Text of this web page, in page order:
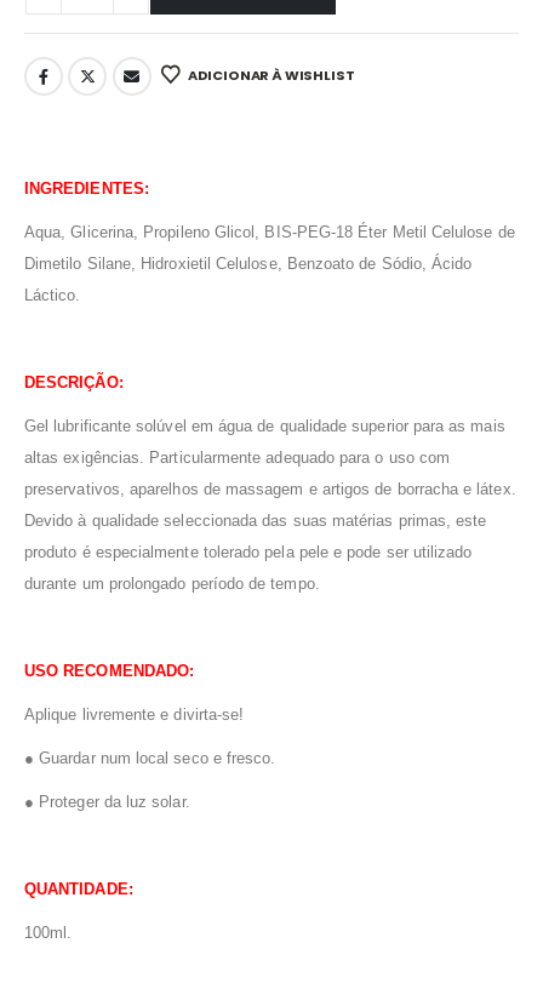
ADICIONAR À WISHLIST
INGREDIENTES:
Aqua, Glicerina, Propileno Glicol, BIS-PEG-18 Éter Metil Celulose de
Dimetilo Silane, Hidroxietil Celulose, Benzoato de Sódio, Ácido
Láctico.
DESCRIÇÃO:
Gel lubrificante solúvel em água de qualidade superior para as mais
altas exigências. Particularmente adequado para o uso com
preservativos, aparelhos de massagem e artigos de borracha e látex.
Devido à qualidade seleccionada das suas matérias primas, este
produto é especialmente tolerado pela pele e pode ser utilizado
durante um prolongado período de tempo.
USO RECOMENDADO:
Aplique livremente e divirta-se!
● Guardar num local seco e fresco.
● Proteger da luz solar.
QUANTIDADE:
100ml.